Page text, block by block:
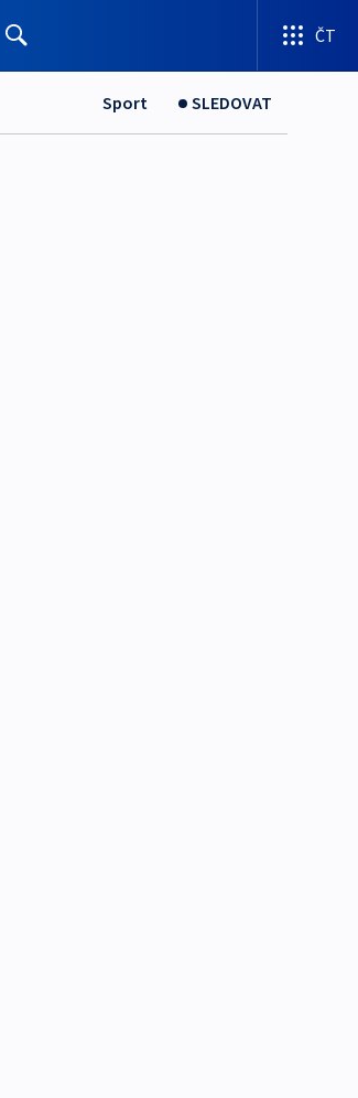
ČT
Sport SLEDOVAT